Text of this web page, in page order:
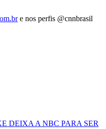
e nos perfis @cnnbrasil
DEIXA A NBC PARA SER